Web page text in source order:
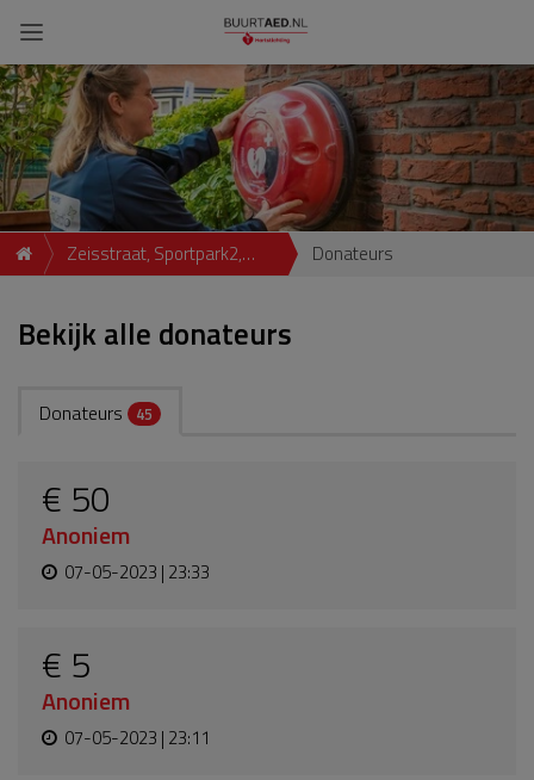
Zeisstraat, Sportpark2,
Donateurs
Bekijk alle donateurs
Donateurs 45
€ 50
Anoniem
07-05-2023 | 23:33
€ 5
Anoniem
07-05-2023 | 23:11